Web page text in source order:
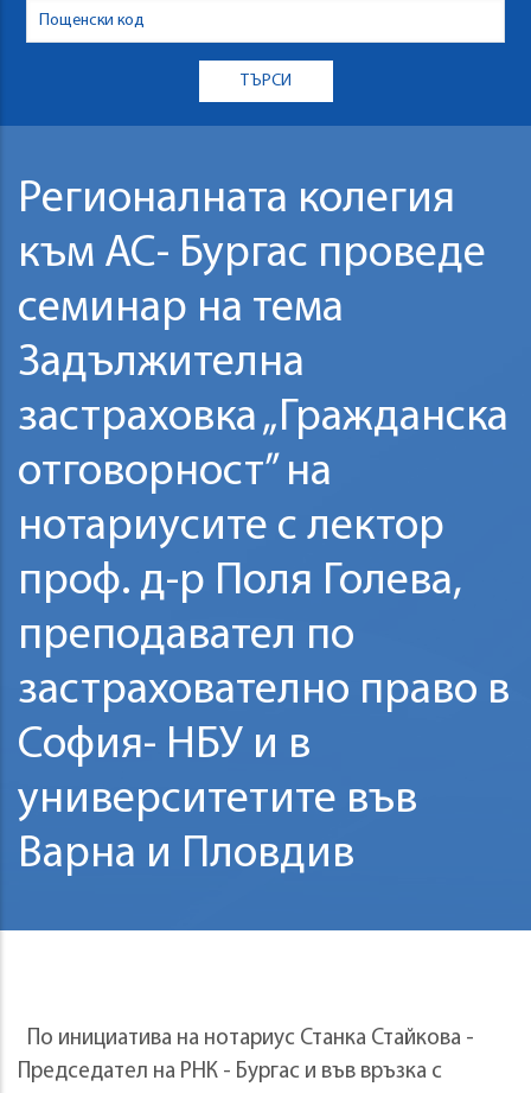
Регионалната колегия
към АС- Бургас проведе
семинар на тема
Задължителна
застраховка „Гражданска
отговорност” на
нотариусите с лектор
проф. д-р Поля Голева,
преподавател по
застрахователно право в
София- НБУ и в
университетите във
Варна и Пловдив
По инициатива на нотариус Станка Стайкова -
Председател на РНК - Бургас и във връзка с